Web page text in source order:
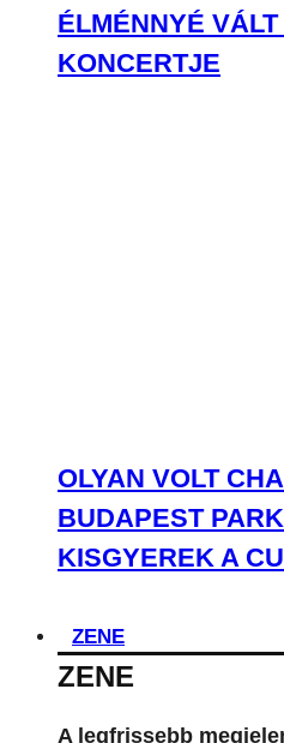
ÉLMÉNNYÉ
KONCERTJE
OLYAN VOLT
BUDAPEST
KISGYEREK A
ZENE
ZENE
A legfrissebb